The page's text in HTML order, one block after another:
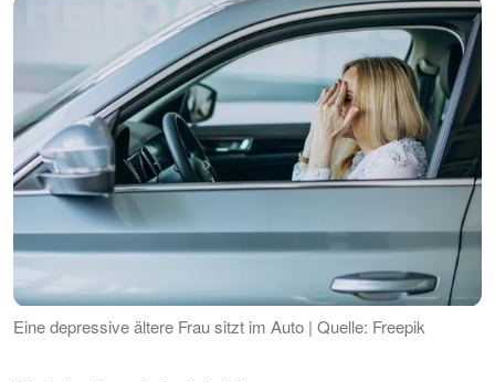
Eine depressive ältere Frau sitzt im Auto | Quelle: Freepik